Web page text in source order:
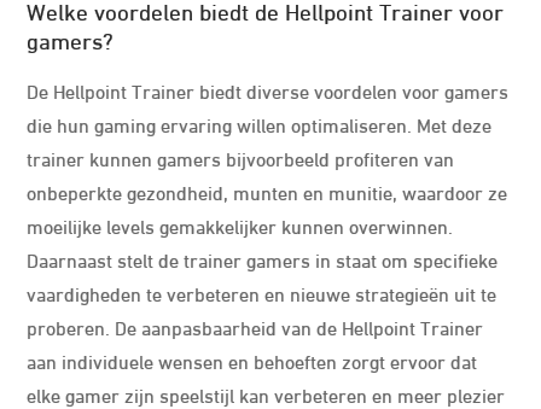
Welke voordelen biedt de Hellpoint Trainer voor
gamers?
De Hellpoint Trainer biedt diverse voordelen voor gamers
die hun gaming ervaring willen optimaliseren. Met deze
trainer kunnen gamers bijvoorbeeld profiteren van
onbeperkte gezondheid, munten en munitie, waardoor ze
moeilijke levels gemakkelijker kunnen overwinnen.
Daarnaast stelt de trainer gamers in staat om specifieke
vaardigheden te verbeteren en nieuwe strategieën uit te
proberen. De aanpasbaarheid van de Hellpoint Trainer
aan individuele wensen en behoeften zorgt ervoor dat
elke gamer zijn speelstijl kan verbeteren en meer plezier